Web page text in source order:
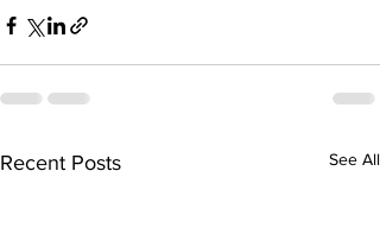
Recent Posts See All